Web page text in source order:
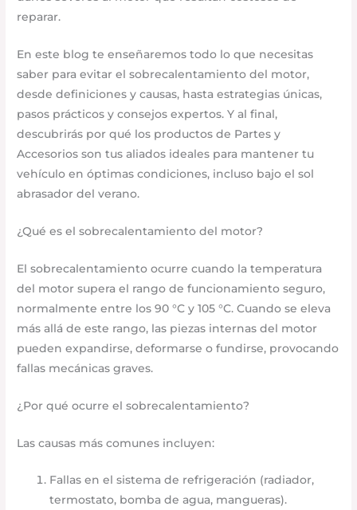
reparar.
En este blog te enseñaremos todo lo que necesitas
saber para evitar el sobrecalentamiento del motor,
desde definiciones y causas, hasta estrategias únicas,
pasos prácticos y consejos expertos. Y al final,
descubrirás por qué los productos de Partes y
Accesorios son tus aliados ideales para mantener tu
vehículo en óptimas condiciones, incluso bajo el sol
abrasador del verano.
¿Qué es el sobrecalentamiento del motor?
El sobrecalentamiento ocurre cuando la temperatura
del motor supera el rango de funcionamiento seguro,
normalmente entre los 90 °C y 105 °C. Cuando se eleva
más allá de este rango, las piezas internas del motor
pueden expandirse, deformarse o fundirse, provocando
fallas mecánicas graves.
¿Por qué ocurre el sobrecalentamiento?
Las causas más comunes incluyen:
Fallas en el sistema de refrigeración (radiador,
termostato, bomba de agua, mangueras).